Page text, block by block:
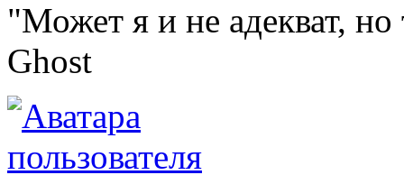
"Может я и не адекват,
Ghost